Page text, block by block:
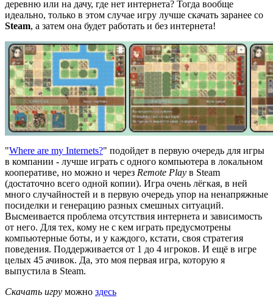
деревню или на дачу, где нет интернета? Тогда вообще
идеально, только в этом случае игру лучше скачать заранее со
Steam, а затем она будет работать и без интернета!
"Where are my Internets?" подойдет в первую очередь для игры
в компании - лучше играть с одного компьютера в локальном
кооперативе, но можно и через Remote Play в Steam
(достаточно всего одной копии). Игра очень лёгкая, в ней
много случайностей и в первую очередь упор на ненапряжные
посиделки и генерацию разных смешных ситуаций.
Высмеивается проблема отсутствия интернета и зависимость
от него. Для тех, кому не с кем играть предусмотрены
компьютерные боты, и у каждого, кстати, своя стратегия
поведения. Поддерживается от 1 до 4 игроков. И ещё в игре
целых 45 ачивок. Да, это моя первая игра, которую я
выпустила в Steam.
Скачать игру можно здесь